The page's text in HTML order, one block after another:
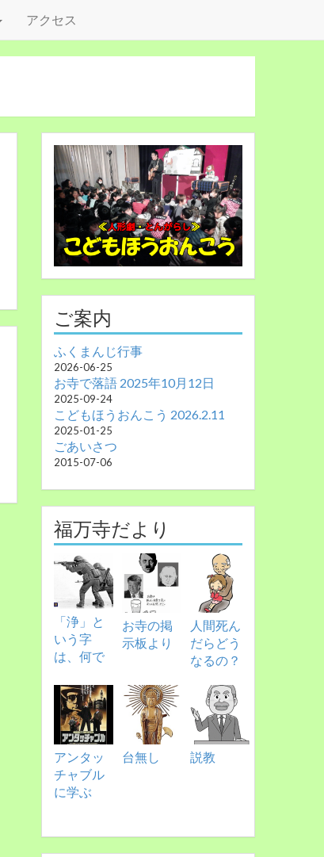
アクセス
ご案内
ふくまんじ行事
2026-06-25
お寺で落語 2025年10月12日
2025-09-24
こどもほうおんこう 2026.2.11
2025-01-25
ごあいさつ
2015-07-06
福万寺だより
「浄」と
いう字
は、何で
お寺の掲
示板より
人間死ん
だらどう
なるの？
アンタッ
チャブル
に学ぶ
台無し 説教